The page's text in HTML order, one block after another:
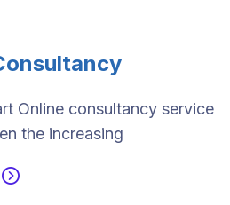
Online consultancy service
the increasing